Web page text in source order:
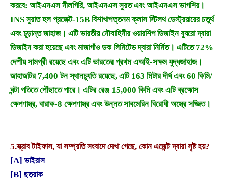
করবে: আইএনএস নীলগিরি, আইএনএস সুরত এবং আইএনএস ভাগশির।
INS সুরাত হল প্রজেক্ট-15B বিশাখাপত্তনম ক্লাস স্টিলথ ডেস্ট্রয়ারের চতুর্থ
এবং চূড়ান্ত জাহাজ। এটি ভারতীয় নৌবাহিনীর ওয়ারশিপ ডিজাইন ব্যুরো দ্বারা
ডিজাইন করা হয়েছে এবং মাজাগাঁও ডক লিমিটেড দ্বারা নির্মিত। এটিতে 72%
দেশীয় সামগ্রী রয়েছে এবং এটি ভারতের প্রথম এআই-সক্ষম যুদ্ধজাহাজ।
জাহাজটির 7,400 টন স্থানচ্যুতি রয়েছে, এটি 163 মিটার দীর্ঘ এবং 60 কিমি/
ঘন্টা গতিতে পৌঁছাতে পারে। এটির রেঞ্জ 15,000 কিমি এবং এটি ব্রহ্মোস
ক্ষেপণাস্ত্র, বারাক-8 ক্ষেপণাস্ত্র এবং উন্নত সাবমেরিন বিরোধী অস্ত্রে সজ্জিত।
5.স্ক্রাব টাইফাস, যা সম্প্রতি সংবাদে দেখা গেছে, কোন এজেন্ট দ্বারা সৃষ্ট হয়?
[A] ভাইরাস
[B] ছত্রাক